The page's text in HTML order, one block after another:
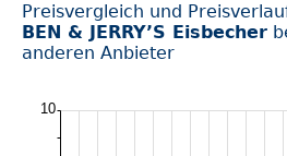
Preisvergleich und
BEN & JERRY’S Eisbecher
anderen Anbieter